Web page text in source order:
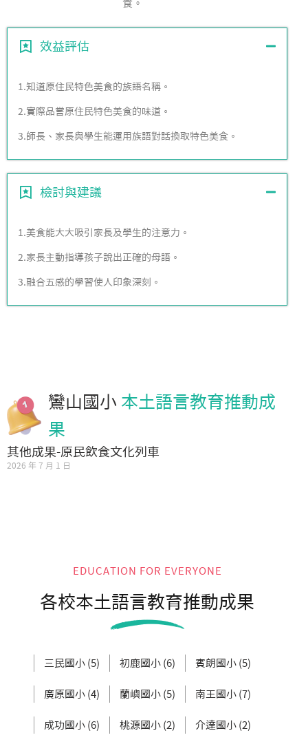
食。
效益評估
1.知道原住民特色美食的族語名稱。
2.實際品嘗原住民特色美食的味道。
3.師長、家長與學生能運用族語對話換取特色美食。
檢討與建議
1.美食能大大吸引家長及學生的注意力。
2.家長主動指導孩子說出正確的母語。
3.融合五感的學習使人印象深刻。
鸞山國小 本土語言教育推動成
果
其他成果-原民飲食文化列車
2026 年 7 月 1 日
EDUCATION FOR EVERYONE
各校本土語言教育推動成果
三民國小 (5) 初鹿國小 (6) 賓朗國小 (5)
廣原國小 (4) 蘭嶼國小 (5) 南王國小 (7)
成功國小 (6) 桃源國小 (2) 介達國小 (2)